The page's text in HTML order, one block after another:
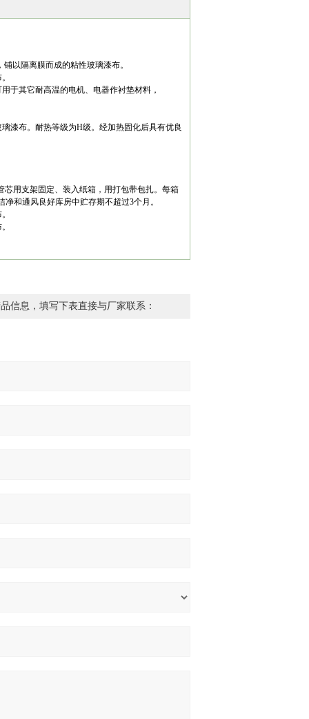
以隔离膜而成的粘性玻璃漆布。
于其它耐高温的电机、电器作衬垫材料，
漆布。耐热等级为H级。经加热固化后具有优良
用支架固定、装入纸箱，用打包带包扎。每箱
和通风良好库房中贮存期不超过3个月。
信息，填写下表直接与厂家联系：